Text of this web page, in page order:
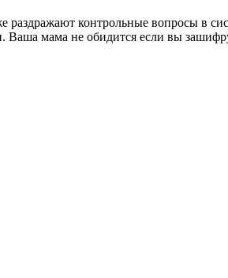
контрольные вопросы в
мама не обидится если вы